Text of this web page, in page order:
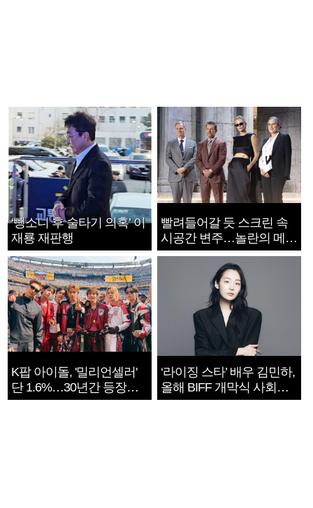
‘뺑소니 후 술타기 의혹’ 이
재룡 재판행
빨려들어갈 듯 스크린 속
시공간 변주…놀란의 메시
지는 ‘전쟁 속죄’
K팝 아이돌, '밀리언셀러'
단 1.6%…30년간 등장
1182개팀 전수조사
‘라이징 스타’ 배우 김민하,
올해 BIFF 개막식 사회자
확정